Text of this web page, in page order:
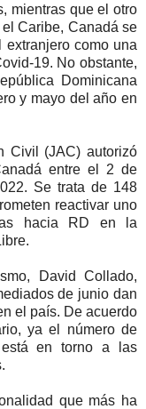
mientras que el otro
Caribe, Canadá se
como una
19. No obstante,
Dominicana
y mayo del año en
Civil (JAC) autorizó
entre el 2 de
Se trata de 148
reactivar uno
hacia RD en la
David Collado,
de junio dan
el país. De acuerdo
ya el número de
está en torno a las
que más ha